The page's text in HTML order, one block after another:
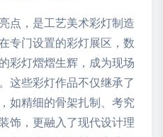
点，是工艺美术彩灯制造
专门设置的彩灯展区，数
彩灯熠熠生辉，成为现场
这些彩灯作品不仅继承了
如精细的骨架扎制、考究
饰，更融入了现代设计理